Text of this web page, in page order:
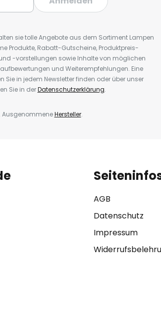
sie tolle Angebote aus dem Sortiment Lampen
Produkte, Rabatt-Gutscheine, Produktpreis-
-vorstellungen sowie Inhalte von möglichen
und Weiterempfehlungen. Eine
in jedem Newsletter finden oder über unser
Sie in derDatenschutzerklärung.
AusgenommeneHersteller.
AGB
Datenschutz
Impressum